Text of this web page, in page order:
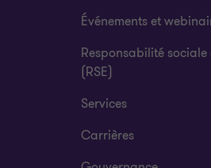
Événements et
Responsabilité sociale
(RSE)
Services
Carrières